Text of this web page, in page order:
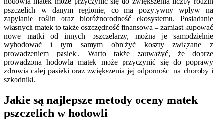
pszczelich w danym regionie, co ma pozytywny wpływ na
zapylanie roślin oraz bioróżnorodność ekosystemu. Posiadanie
własnych matek to także oszczędność finansowa – zamiast kupować
nowe matki od innych pszczelarzy, można je samodzielnie
wyhodować i tym samym obniżyć koszty związane z
prowadzeniem pasieki. Warto także zauważyć, że dobrze
prowadzona hodowla matek może przyczynić się do poprawy
zdrowia całej pasieki oraz zwiększenia jej odporności na choroby i
szkodniki.
Jakie są najlepsze metody oceny matek
pszczelich w hodowli